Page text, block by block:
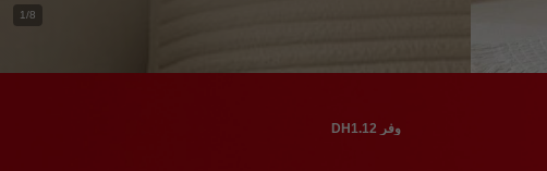
1/8
وفر DH1.12